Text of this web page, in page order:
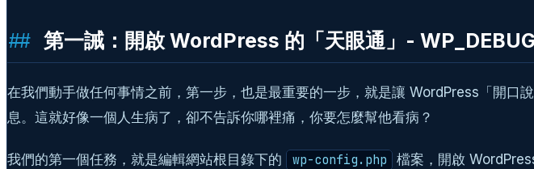
第一誡：開啟 WordPress 的「天眼通」- WP_DEBUG
在我們動手做任何事情之前，第一步，也是最重要的一步，就是讓 WordPress「開
息。這就好像一個人生病了，卻不告訴你哪裡痛，你要怎麼幫他看病？
我們的第一個任務，就是編輯網站根目錄下的 wp-config.php 檔案，開啟